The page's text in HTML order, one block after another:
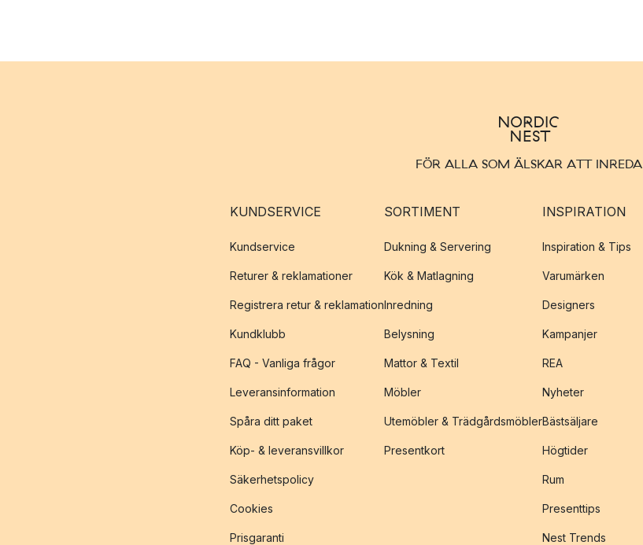
FÖR ALLA SOM ÄLSKAR ATT INREDA
KUNDSERVICE
Kundservice
Returer & reklamationer
Registrera retur & reklamation
Kundklubb
FAQ - Vanliga frågor
Leveransinformation
Spåra ditt paket
Köp- & leveransvillkor
Säkerhetspolicy
Cookies
Prisgaranti
SORTIMENT
Dukning & Servering
Kök & Matlagning
Inredning
Belysning
Mattor & Textil
Möbler
Utemöbler & Trädgårdsmöbler
Presentkort
INSPIRATION
Inspiration & Tips
Varumärken
Designers
Kampanjer
REA
Nyheter
Bästsäljare
Högtider
Rum
Presenttips
Nest Trends